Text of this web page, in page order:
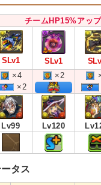
チームHP15%アッ
SLv1 SLv1
×4
×2
×2
Lv99 Lv120
タス